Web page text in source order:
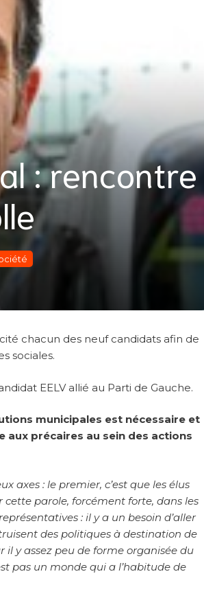
: rencontre
chacun des neuf candidats afin de
sociales.
EELV allié au Parti de Gauche.
municipales est nécessaire et
précaires au sein des actions
axes : le premier, c’est que les élus
parole, forcément forte, dans les
: il y a un besoin d’aller
des politiques à destination de
y assez peu de forme organisée du
pas un monde qui a l’habitude de